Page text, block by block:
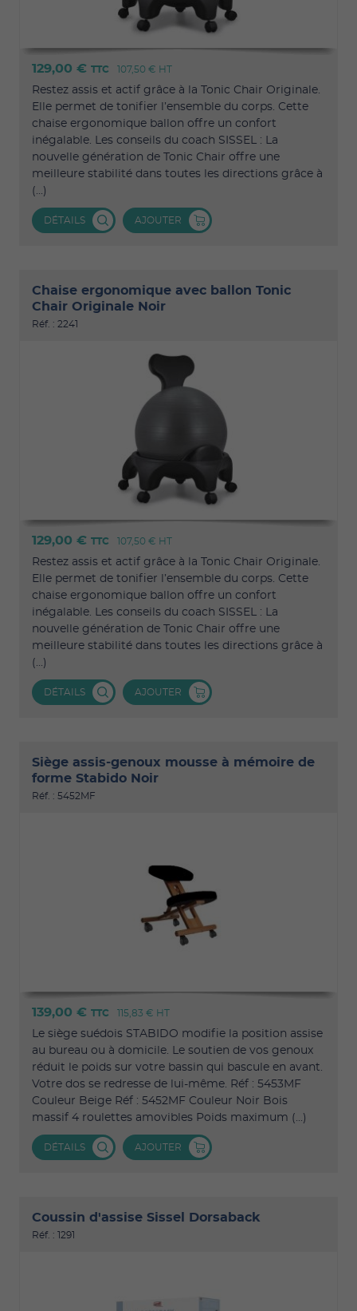
129,00 € TTC 107,50 € HT
Restez assis et actif grâce à la Tonic Chair Originale.
Elle permet de tonifier l’ensemble du corps. Cette
chaise ergonomique ballon offre un confort
inégalable. Les conseils du coach SISSEL : La
nouvelle génération de Tonic Chair offre une
meilleure stabilité dans toutes les directions grâce à
(...)
DÉTAILS AJOUTER
Chaise ergonomique avec ballon Tonic
Chair Originale Noir
Réf. : 2241
129,00 € TTC 107,50 € HT
Restez assis et actif grâce à la Tonic Chair Originale.
Elle permet de tonifier l’ensemble du corps. Cette
chaise ergonomique ballon offre un confort
inégalable. Les conseils du coach SISSEL : La
nouvelle génération de Tonic Chair offre une
meilleure stabilité dans toutes les directions grâce à
(...)
DÉTAILS AJOUTER
Siège assis-genoux mousse à mémoire de
forme Stabido Noir
Réf. : 5452MF
139,00 € TTC 115,83 € HT
Le siège suédois STABIDO modifie la position assise
au bureau ou à domicile. Le soutien de vos genoux
réduit le poids sur votre bassin qui bascule en avant.
Votre dos se redresse de lui-même. Réf : 5453MF
Couleur Beige Réf : 5452MF Couleur Noir Bois
massif 4 roulettes amovibles Poids maximum (...)
DÉTAILS AJOUTER
Coussin d'assise Sissel Dorsaback
Réf. : 1291